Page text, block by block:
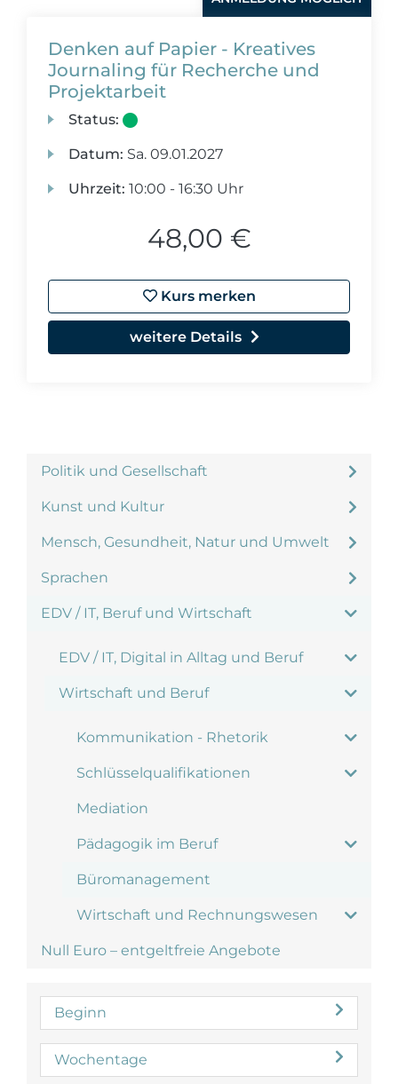
Politik und Gesellschaft
Kunst und Kultur
Mensch, Gesundheit, Natur und Umwelt
Sprachen
EDV / IT, Beruf und Wirtschaft
EDV / IT, Digital in Alltag und Beruf
Wirtschaft und Beruf
Kommunikation - Rhetorik
Schlüsselqualifikationen
Mediation
Pädagogik im Beruf
Büromanagement
Wirtschaft und Rechnungswesen
Null Euro – entgeltfreie Angebote
Beginn
Wochentage
Denken auf Papier - Kreatives
Journaling für Recherche und
Projektarbeit
Status:
Datum: Sa. 09.01.2027
Uhrzeit: 10:00 - 16:30 Uhr
48,00 €
Kurs merken
weitere Details